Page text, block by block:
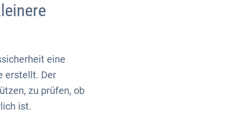
eine
erstellt. Der
zu prüfen, ob
ist.